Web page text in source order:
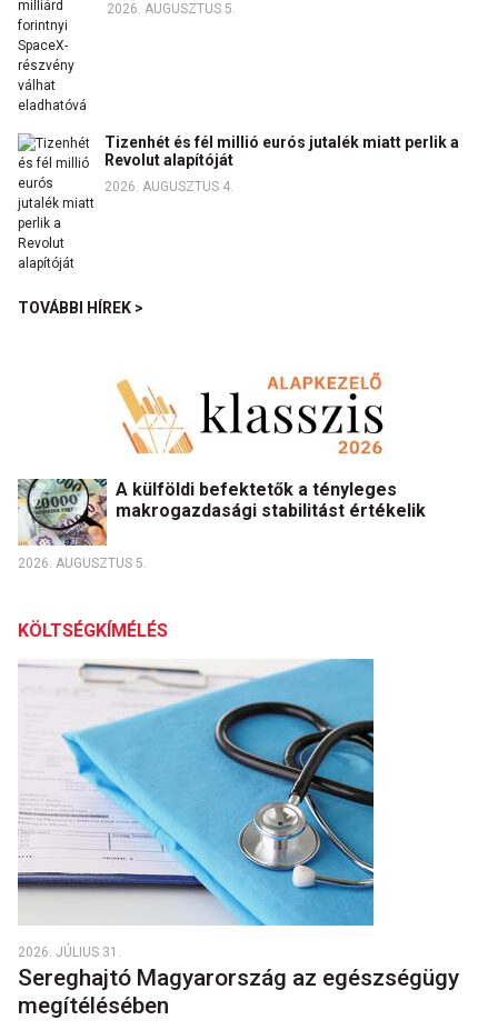
2026. AUGUSZTUS 5.
Tizenhét és fél millió eurós jutalék miatt perlik a
Revolut alapítóját
2026. AUGUSZTUS 4.
TOVÁBBI HÍREK >
A külföldi befektetők a tényleges
makrogazdasági stabilitást értékelik
2026. AUGUSZTUS 5.
KÖLTSÉGKÍMÉLÉS
2026. JÚLIUS 31.
Sereghajtó Magyarország az egészségügy
megítélésében